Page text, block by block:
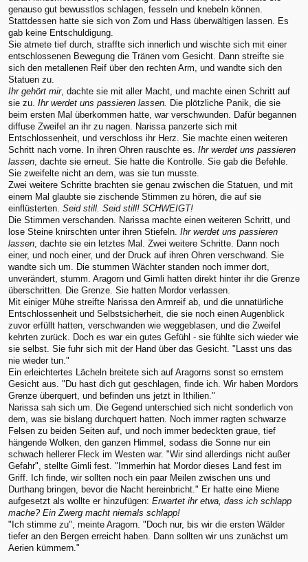
genauso gut bewusstlos schlagen, fesseln und knebeln können.
Stattdessen hatte sie sich von Zorn und Hass überwältigen lassen. Es
gab keine Entschuldigung.
Sie atmete tief durch, straffte sich innerlich und wischte sich mit einer
entschlossenen Bewegung die Tränen vom Gesicht. Dann streifte sie
sich den metallenen Reif über den rechten Arm, und wandte sich den
Statuen zu.
Ihr gehört mir, dachte sie mit aller Macht, und machte einen Schritt auf
sie zu. Ihr werdet uns passieren lassen. Die plötzliche Panik, die sie
beim ersten Mal überkommen hatte, war verschwunden. Dafür begannen
diffuse Zweifel an ihr zu nagen. Narissa panzerte sich mit
Entschlossenheit, und verschloss ihr Herz. Sie machte einen weiteren
Schritt nach vorne. In ihren Ohren rauschte es. Ihr werdet uns passieren
lassen, dachte sie erneut. Sie hatte die Kontrolle. Sie gab die Befehle.
Sie zweifelte nicht an dem, was sie tun musste.
Zwei weitere Schritte brachten sie genau zwischen die Statuen, und mit
einem Mal glaubte sie zischende Stimmen zu hören, die auf sie
einflüsterten. Seid still. Seid still! SCHWEIGT!
Die Stimmen verschanden. Narissa machte einen weiteren Schritt, und
lose Steine knirschten unter ihren Stiefeln. Ihr werdet uns passieren
lassen, dachte sie ein letztes Mal. Zwei weitere Schritte. Dann noch
einer, und noch einer, und der Druck auf ihren Ohren verschwand. Sie
wandte sich um. Die stummen Wächter standen noch immer dort,
unverändert, stumm. Aragorn und Gimli hatten direkt hinter ihr die Grenze
überschritten. Die Grenze. Sie hatten Mordor verlassen.
Mit einiger Mühe streifte Narissa den Armreif ab, und die unnatürliche
Entschlossenheit und Selbstsicherheit, die sie noch einen Augenblick
zuvor erfüllt hatten, verschwanden wie weggeblasen, und die Zweifel
kehrten zurück. Doch es war ein gutes Gefühl - sie fühlte sich wieder wie
sie selbst. Sie fuhr sich mit der Hand über das Gesicht. "Lasst uns das
nie wieder tun."
Ein erleichtertes Lächeln breitete sich auf Aragorns sonst so ernstem
Gesicht aus. "Du hast dich gut geschlagen, finde ich. Wir haben Mordors
Grenze überquert, und befinden uns jetzt in Ithilien."
Narissa sah sich um. Die Gegend unterschied sich nicht sonderlich von
dem, was sie bislang durchquert hatten. Noch immer ragten schwarze
Felsen zu beiden Seiten auf, und noch immer bedeckten graue, tief
hängende Wolken, den ganzen Himmel, sodass die Sonne nur ein
schwach hellerer Fleck im Westen war. "Wir sind allerdings nicht außer
Gefahr", stellte Gimli fest. "Immerhin hat Mordor dieses Land fest im
Griff. Ich finde, wir sollten noch ein paar Meilen zwischen uns und
Durthang bringen, bevor die Nacht hereinbricht." Er hatte eine Miene
aufgesetzt als wollte er hinzufügen: Erwartet ihr etwa, dass ich schlapp
mache? Ein Zwerg macht niemals schlapp!
"Ich stimme zu", meinte Aragorn. "Doch nur, bis wir die ersten Wälder
tiefer an den Bergen erreicht haben. Dann sollten wir uns zunächst um
Aerien kümmern."